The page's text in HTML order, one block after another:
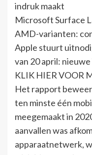
indruk maakt
Microsoft Surface
AMD-varianten:
Apple stuurt
van 20 april:
KLIK HIER VOOR
Het rapport
ten minste één
meegemaakt in
aanvallen was
apparaatnetwerk,